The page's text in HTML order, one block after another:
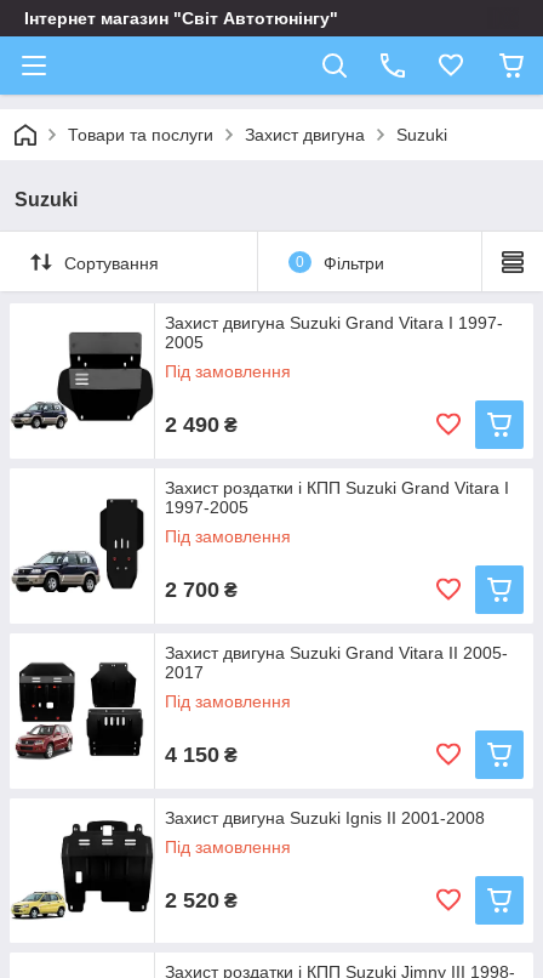
Інтернет магазин "Світ Автотюнінгу"
Товари та послуги Захист двигуна Suzuki
Suzuki
Сортування 0 Фільтри
Захист двигуна Suzuki Grand Vitara I 1997-
2005
Під замовлення
2 490 ₴
Захист роздатки і КПП Suzuki Grand Vitara I
1997-2005
Під замовлення
2 700 ₴
Захист двигуна Suzuki Grand Vitara II 2005-
2017
Під замовлення
4 150 ₴
Захист двигуна Suzuki Ignis II 2001-2008
Під замовлення
2 520 ₴
Захист роздатки і КПП Suzuki Jimny III 1998-